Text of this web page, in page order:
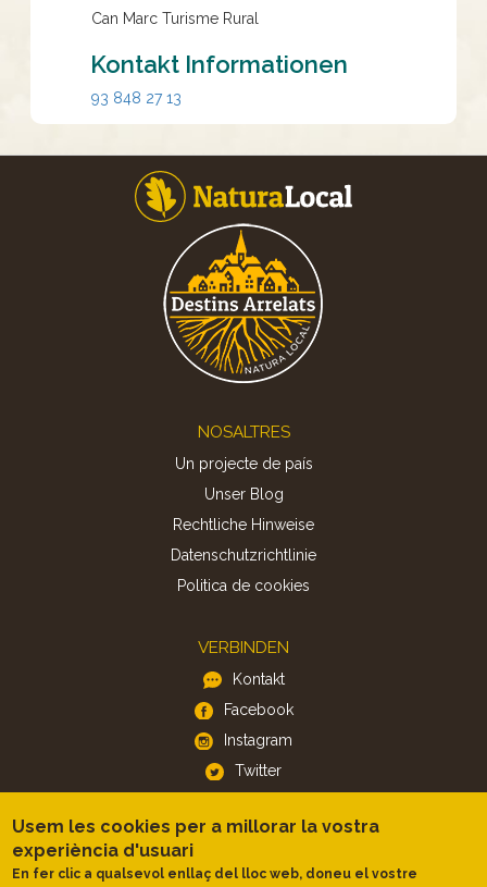
Can Marc Turisme Rural
Kontakt Informationen
93 848 27 13
NOSALTRES
Un projecte de país
Unser Blog
Rechtliche Hinweise
Datenschutzrichtlinie
Politica de cookies
VERBINDEN
Kontakt
Facebook
Instagram
Twitter
APP
iOS
Usem les cookies per a millorar la vostra
experiència d'usuari
En fer clic a qualsevol enllaç del lloc web, doneu el vostre